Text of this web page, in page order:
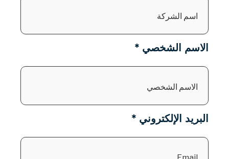
الاسم الشخصي *
البريد الإلكتروني *